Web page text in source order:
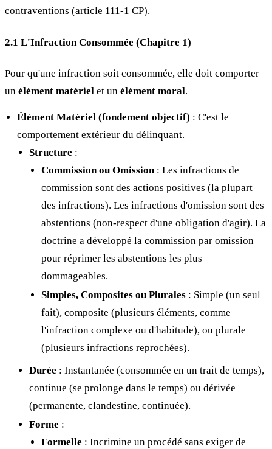
contraventions (article 111-1 CP).
2.1 L'Infraction Consommée (Chapitre 1)
Pour qu'une infraction soit consommée, elle doit comporter
un élément matériel et un élément moral.
Élément Matériel (fondement objectif) : C'est le
comportement extérieur du délinquant.
Structure :
Commission ou Omission: Les infractions de
commission sont des actions positives (la plupart
des infractions). Les infractions d'omission sont des
abstentions (non-respect d'une obligation d'agir). La
doctrine a développé la commission par omission
pour réprimer les abstentions les plus
dommageables.
Simples, Composites ou Plurales : Simple (un seul
fait), composite (plusieurs éléments, comme
l'infraction complexe ou d'habitude), ou plurale
(plusieurs infractions reprochées).
Durée : Instantanée (consommée en un trait de temps),
continue (se prolonge dans le temps) ou dérivée
(permanente, clandestine, continuée).
Forme :
Formelle : Incrimine un procédé sans exiger de